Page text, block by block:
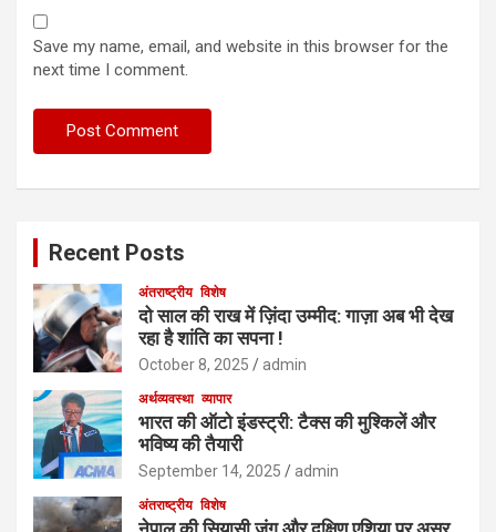
Save my name, email, and website in this browser for the
next time I comment.
Recent Posts
अंतराष्ट्रीय विशेष
दो साल की राख में ज़िंदा उम्मीद: गाज़ा अब भी देख
रहा है शांति का सपना !
October 8, 2025 admin
अर्थव्यवस्था व्यापार
भारत की ऑटो इंडस्ट्री: टैक्स की मुश्किलें और
भविष्य की तैयारी
September 14, 2025 admin
अंतराष्ट्रीय विशेष